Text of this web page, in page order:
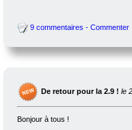
9 commentaires - Commenter
De retour pour la 2.9 ! le
Bonjour à tous !